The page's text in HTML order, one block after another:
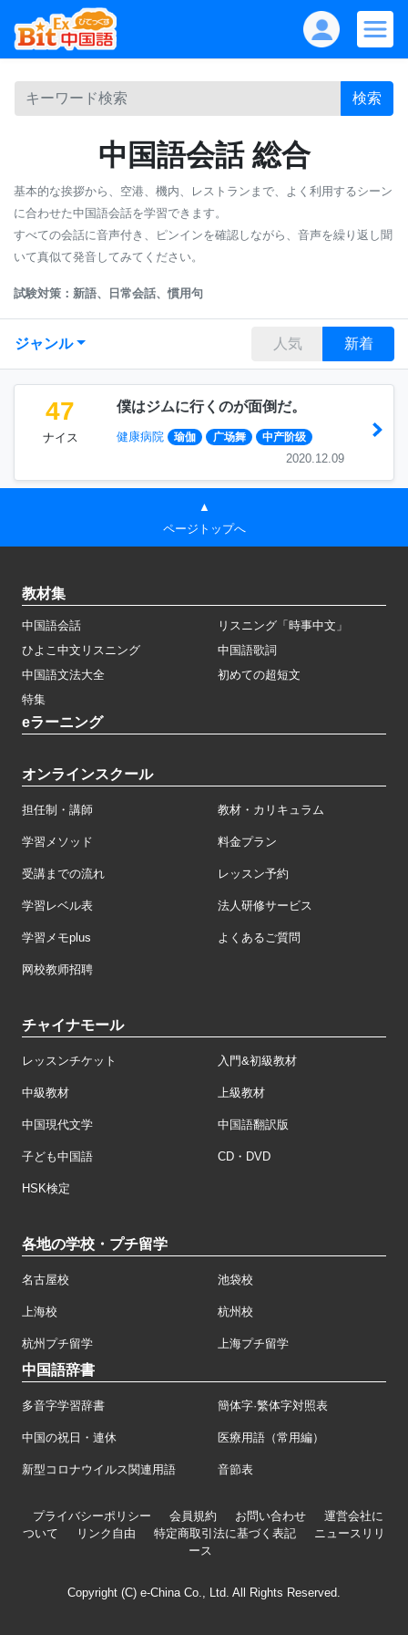
検索
中国語会話 総合
基本的な挨拶から、空港、機内、レストランまで、よく利用するシーン
に合わせた中国語会話を学習できます。
すべての会話に音声付き、ピンインを確認しながら、音声を繰り返し聞
いて真似て発音してみてください。
試験対策：新語、日常会話、慣用句
ジャンル 人気 新着
47
ナイス
僕はジムに行くのが面倒だ。
健康病院 瑜伽 广场舞 中产阶级
2020.12.09
▲
ページトップへ
教材集
中国語会話
リスニング「時事中文」
ひよこ中文リスニング
中国語歌詞
中国語文法大全
初めての超短文
特集
eラーニング
オンラインスクール
担任制・講師 教材・カリキュラム
学習メソッド 料金プラン
受講までの流れ レッスン予約
学習レベル表 法人研修サービス
学習メモplus よくあるご質問
网校教师招聘
チャイナモール
レッスンチケット 入門&初級教材
中級教材 上級教材
中国現代文学 中国語翻訳版
子ども中国語 CD・DVD
HSK検定
各地の学校・プチ留学
名古屋校 池袋校
上海校 杭州校
杭州プチ留学 上海プチ留学
中国語辞書
多音字学習辞書 簡体字·繁体字対照表
中国の祝日・連休 医療用語（常用編）
新型コロナウイルス関連用語 音節表
プライバシーポリシー 会員規約 お問い合わせ
運営会社に
ついて
リンク自由 特定商取引法に基づく表記
ニュースリリ
ース
Copyright (C) e-China Co., Ltd. All Rights Reserved.